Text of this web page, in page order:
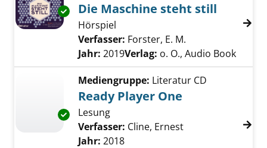
Exemplar-Details von Die Maschine steht
Die Maschine steht still
Hörspiel
Verfasser: Forster, E. M.
Jahr: 2019Verlag: o. O., Audio Book
Exemplar-Details von Ready Player One
Mediengruppe: Literatur CD
Ready Player One
Lesung
Verfasser: Cline, Ernest Suche nach
Jahr: 2018